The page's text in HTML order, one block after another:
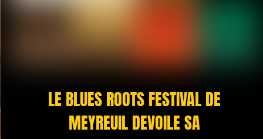
LE BLUES ROOTS FESTIVAL DE
MEYREUIL DEVOILE SA